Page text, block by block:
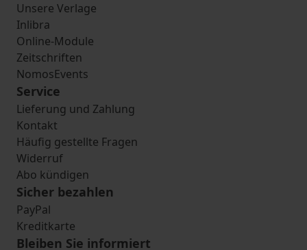
Unsere Verlage
Inlibra
Online-Module
Zeitschriften
NomosEvents
Service
Lieferung und Zahlung
Kontakt
Häufig gestellte Fragen
Widerruf
Abo kündigen
Sicher bezahlen
PayPal
Kreditkarte
Bleiben Sie informiert